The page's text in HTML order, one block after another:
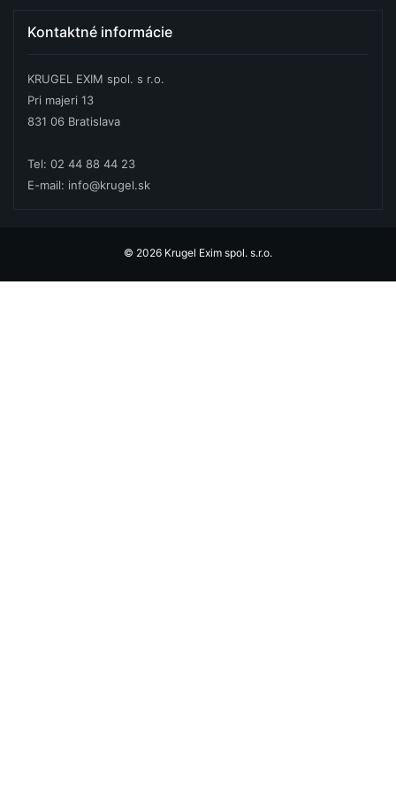
Kontaktné informácie
KRUGEL EXIM spol. s r.o.
Pri majeri 13
831 06 Bratislava
Tel: 02 44 88 44 23
E-mail: info@krugel.sk
© 2026 Krugel Exim spol. s.r.o.